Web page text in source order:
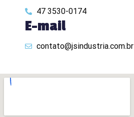
47 3530-0174
E-mail
contato@jsindustria.com.br